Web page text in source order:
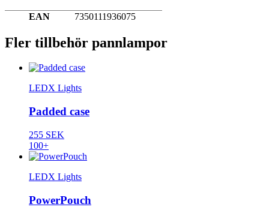
EAN 7350111936075
Fler tillbehör pannlampor
LEDX Lights
Padded case
255 SEK
100+
LEDX Lights
PowerPouch